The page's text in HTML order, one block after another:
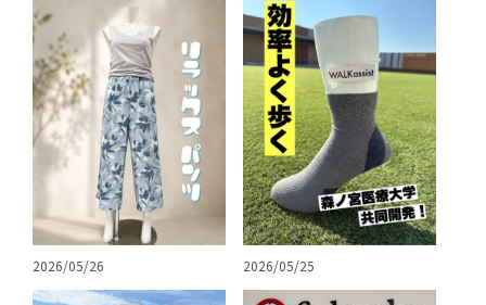
2026/05/26 2026/05/25